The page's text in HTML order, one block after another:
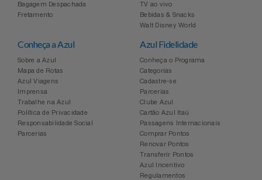
Bagagem Despachada
Fretamento
TV ao vivo
Bebidas & Snacks
Walt Disney World
Conheça a Azul
Sobre a Azul
Mapa de Rotas
Azul Viagens
Imprensa
Trabalhe na Azul
Política de Privacidade
Responsabilidade Social
Parcerias
Azul Fidelidade
Conheça o Programa
Categorias
Cadastre-se
Parcerias
Clube Azul
Cartão Azul Itaú
Passagens Internacionais
Comprar Pontos
Renovar Pontos
Transferir Pontos
Azul Incentivo
Regulamentos